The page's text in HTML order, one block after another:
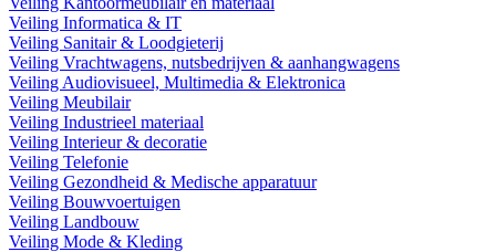
Veiling Informatica & IT
Veiling Sanitair & Loodgieterij
Veiling Vrachtwagens, nutsbedrijven & aanhangwagens
Veiling Audiovisueel, Multimedia & Elektronica
Veiling Meubilair
Veiling Industrieel materiaal
Veiling Interieur & decoratie
Veiling Telefonie
Veiling Gezondheid & Medische apparatuur
Veiling Bouwvoertuigen
Veiling Landbouw
Veiling Mode & Kleding